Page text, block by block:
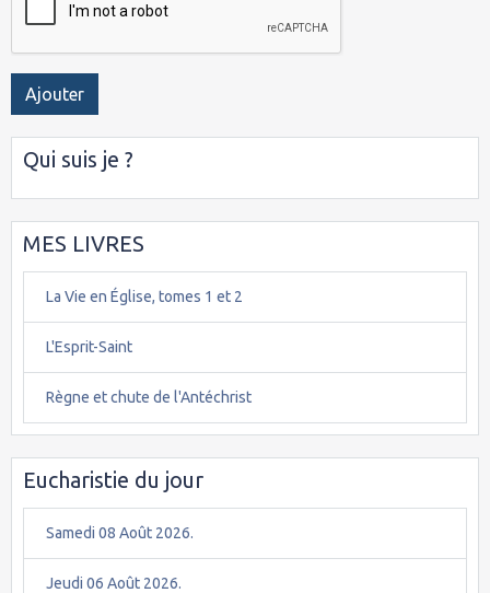
Ajouter
Qui suis je ?
MES LIVRES
La Vie en Église, tomes 1 et 2
L'Esprit-Saint
Règne et chute de l'Antéchrist
Eucharistie du jour
Samedi 08 Août 2026.
Jeudi 06 Août 2026.